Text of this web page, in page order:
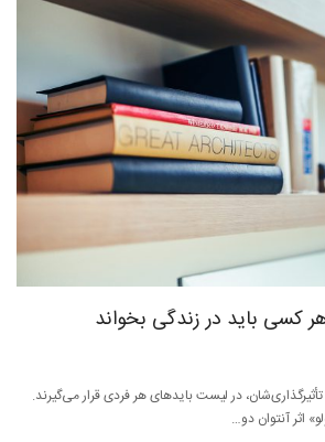
در لیست بایدهای هر فردی قرار می‌گیرند.
اثر آنتوان دو…